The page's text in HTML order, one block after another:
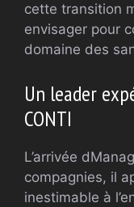
cette transition
envisager pour
domaine des
Un leader
CONTI
L’arrivée d
compagnies, il
inestimable à